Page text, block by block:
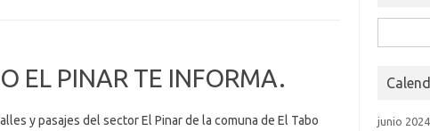
EL PINAR TE INFORMA.
y pasajes del sector El Pinar de la comuna de El Tabo
junio 2024